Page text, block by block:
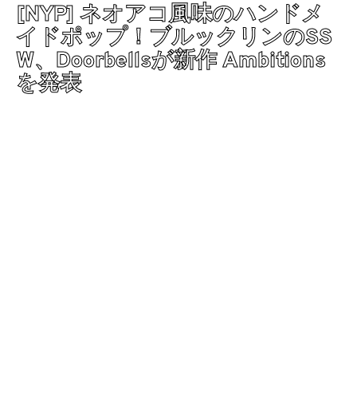
[NYP] ネオアコ風味のハンドメ
イドポップ！ブルックリンのSS
W、Doorbellsが新作 Ambitions
を発表